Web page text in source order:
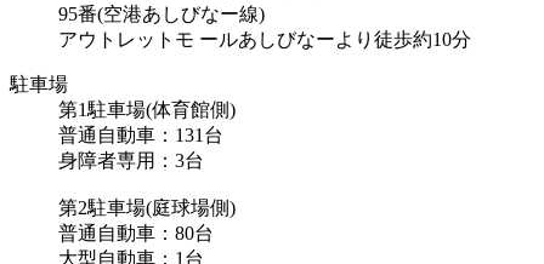
95番(空港あしびなー線)
アウトレットモ ールあしびなーより徒歩約10分
駐車場
第1駐車場(体育館側)
普通自動車：131台
身障者専用：3台
第2駐車場(庭球場側)
普通自動車：80台
大型自動車：1台